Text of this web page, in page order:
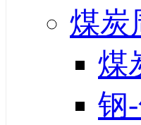
煤炭
煤
钢